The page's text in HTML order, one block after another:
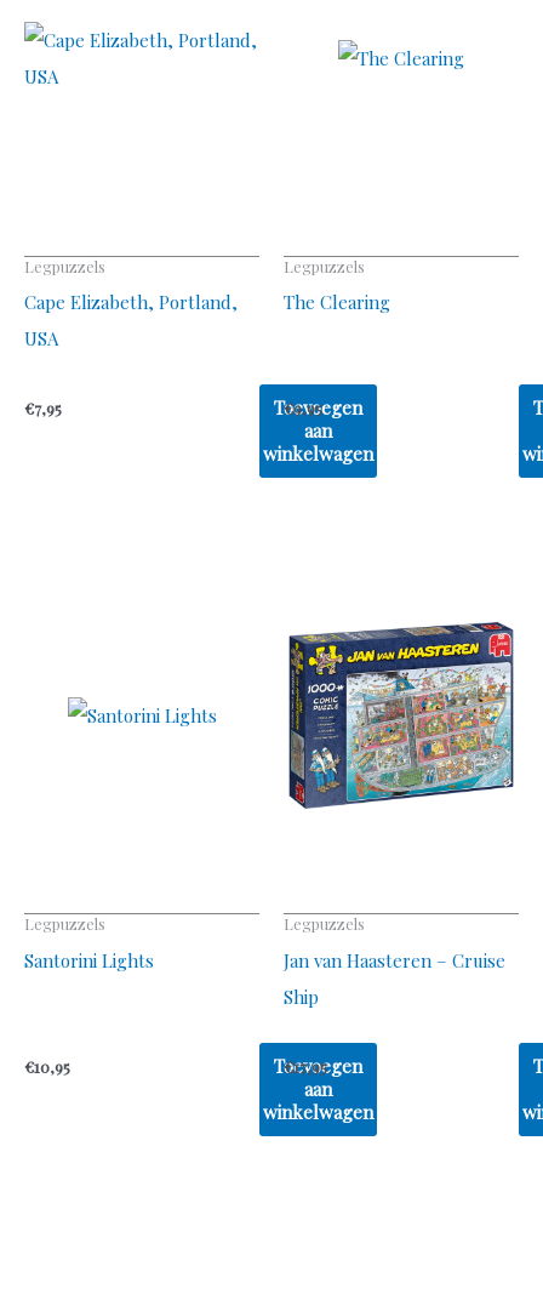
Legpuzzels
Cape Elizabeth, Portland,
USA
€7,95
Toevoegen
aan
winkelwagen
Legpuzzels
The Clearing
€9,95
Legpuzzels
Santorini Lights
€10,95
Toevoegen
aan
winkelwagen
Legpuzzels
Jan van Haasteren – Cruise
Ship
€17,95